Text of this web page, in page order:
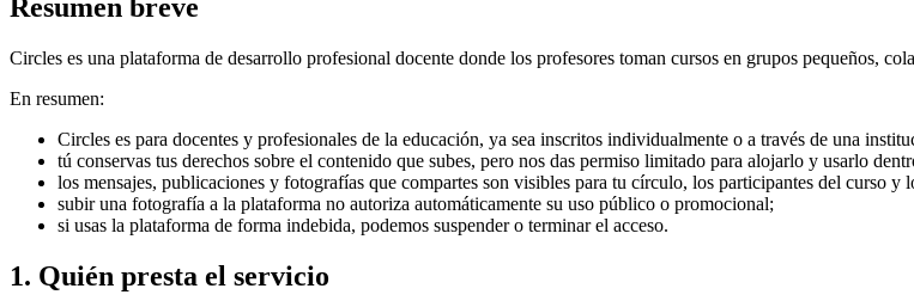
Resumen breve
Circles es una plataforma de desarrollo profesional docente donde los profesores toman cursos en grupos pequeños,
En resumen:
Circles es para docentes y profesionales de la educación, ya sea inscritos individualmente o a través de una
tú conservas tus derechos sobre el contenido que subes, pero nos das permiso limitado para alojarlo y usarlo
los mensajes, publicaciones y fotografías que compartes son visibles para tu círculo, los participantes del curso y
subir una fotografía a la plataforma no autoriza automáticamente su uso público o promocional;
si usas la plataforma de forma indebida, podemos suspender o terminar el acceso.
1. Quién presta el servicio